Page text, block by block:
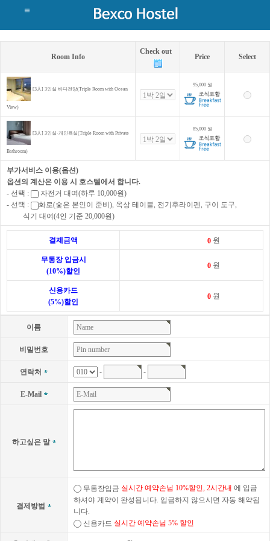
Room Info
Check out
Price Select
[3人] 3인실 바다전망(Triple Room with Ocean
View)
95,000원
[3人] 3인실-개인욕실(Triple Room with Private
Bathroom)
85,000원
부가서비스 이용(옵션)
옵션의 계산은 이용 시 호스텔에서 합니다.
- 선택 :
자전거 대여(하루 10,000원)
- 선택 :
화로(숯은 본인이 준비), 옥상 테이블, 전기후라이펜, 구이 도구,
식기 대여(4인 기준 20,000원)
결제금액 원
무통장 입금시
(10%)할인
원
신용카드
(5%)할인
원
이름
비밀번호
연락처 - -
E-Mail
하고싶은 말
결제방법
무통장입금 실시간 예약손님 10%할인, 2시간내 에 입금
하셔야 계약이 완성됩니다. 입금하지 않으시면 자동 해약됩
니다.
신용카드 실시간 예약손님 5% 할인